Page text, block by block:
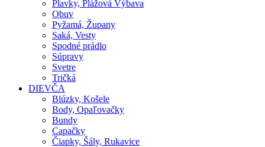
Plavky, Plážová Výbava
Obuv
Pyžamá, Župany
Saká, Vesty
Spodné prádlo
Súpravy
Svetre
Tričká
DIEVČA
Blúzky, Košele
Body, Opaľovačky
Bundy
Capačky
Čiapky, Šály, Rukavice